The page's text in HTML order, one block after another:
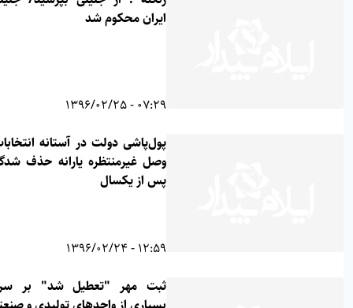
ایران محکوم شد
07:29 - 1396/02/25
پول‌پاشی دولت در آستانه انتخابات/
وصل غیرمنتظره یارانه حذف شدگان
پس از یکسال
12:59 - 1396/02/24
ثبت مهر "تعطیل شد" بر سردر